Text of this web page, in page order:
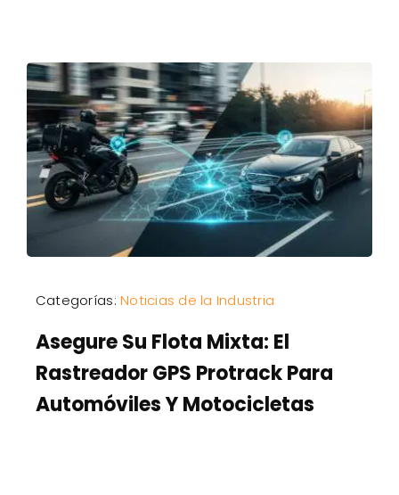
Categorías:Noticias de la Industria
Asegure Su Flota Mixta: El
Rastreador GPS Protrack Para
Automóviles Y Motocicletas